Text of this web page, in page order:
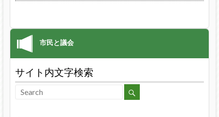
サイト内文字検索